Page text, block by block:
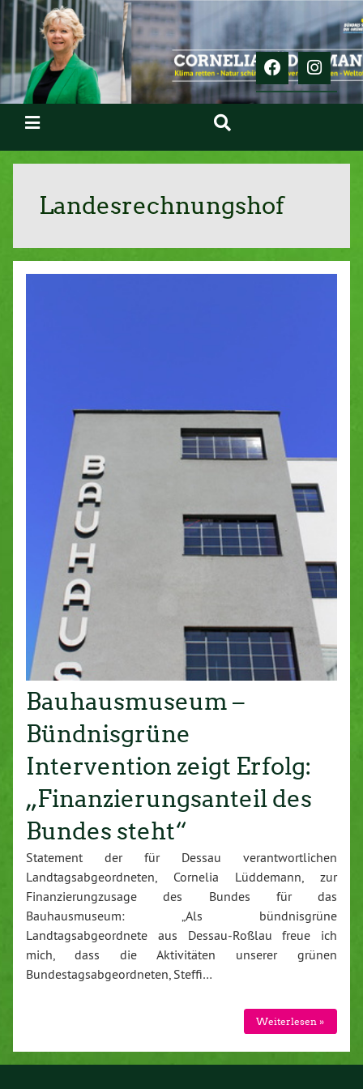
Landesrechnungshof
Bauhausmuseum –
Bündnisgrüne
Intervention zeigt Erfolg:
„Finanzierungsanteil des
Bundes steht“
Statement der für Dessau verantwortlichen
Landtagsabgeordneten, Cornelia Lüddemann, zur
Finanzierungzusage des Bundes für das
Bauhausmuseum: „Als bündnisgrüne
Landtagsabgeordnete aus Dessau-Roßlau freue ich
mich, dass die Aktivitäten unserer grünen
Bundestagsabgeordneten, Steffi…
Weiterlesen »